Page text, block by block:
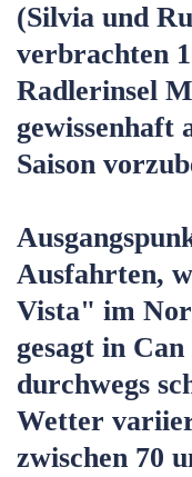
(Silvia und
verbrachten
Radlerinsel
gewissenhaft
Saison
Ausfahrten,
Vista" im
gesagt in
durchwegs
Wetter
zwischen 70